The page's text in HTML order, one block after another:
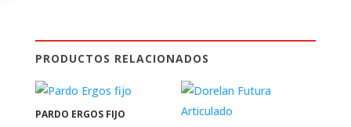
PRODUCTOS RELACIONADOS
PARDO ERGOS FIJO